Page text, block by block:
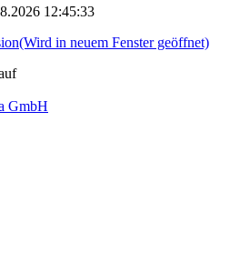
12:45:33
(Wird in neuem Fenster geöffnet)
GmbH